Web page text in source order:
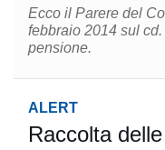
Ecco il Parere del
febbraio 2014 sul
pensione.
ALERT
Raccolta